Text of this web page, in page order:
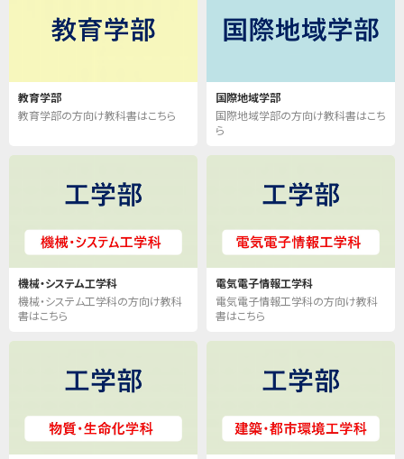
教育学部
教育学部の方向け教科書はこちら
国際地域学部
国際地域学部の方向け教科書はこち
ら
機械・システム工学科
機械・システム工学科の方向け教科
書はこちら
電気電子情報工学科
電気電子情報工学科の方向け教科
書はこちら